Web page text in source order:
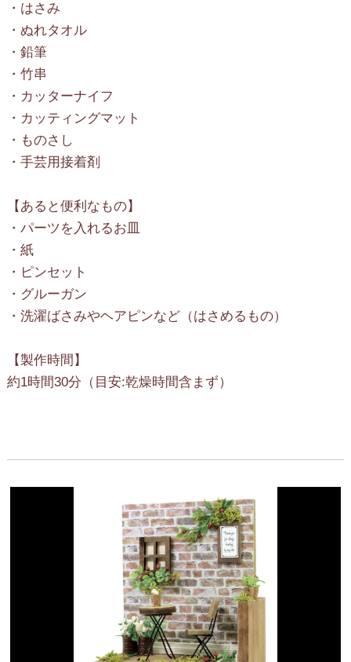
・はさみ
・ぬれタオル
・鉛筆
・竹串
・カッターナイフ
・カッティングマット
・ものさし
・手芸用接着剤
【あると便利なもの】
・パーツを入れるお皿
・紙
・ピンセット
・グルーガン
・洗濯ばさみやヘアピンなど（はさめるもの）
【製作時間】
約1時間30分（目安:乾燥時間含まず）